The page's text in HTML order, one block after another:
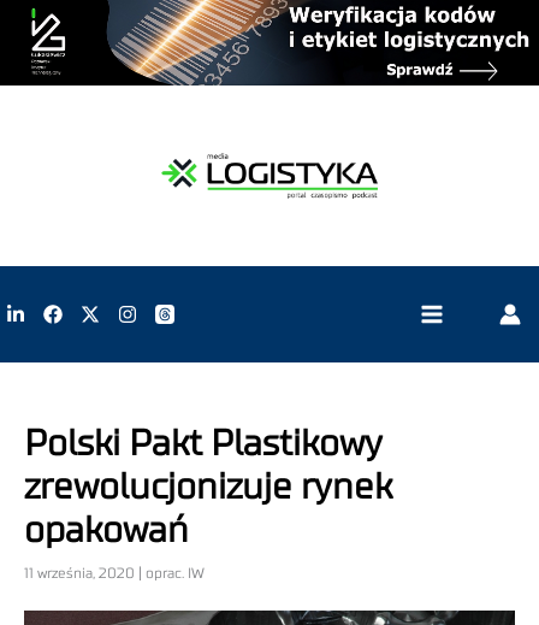
Polski Pakt Plastikowy
zrewolucjonizuje rynek
opakowań
11 września, 2020 | oprac. IW